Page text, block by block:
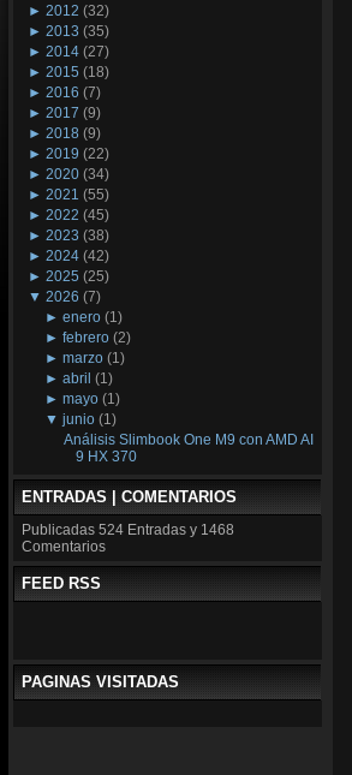
► 2012 (32)
► 2013 (35)
► 2014 (27)
► 2015 (18)
► 2016 (7)
► 2017 (9)
► 2018 (9)
► 2019 (22)
► 2020 (34)
► 2021 (55)
► 2022 (45)
► 2023 (38)
► 2024 (42)
► 2025 (25)
▼ 2026 (7)
►enero (1)
►febrero (2)
►marzo (1)
►abril (1)
►mayo (1)
▼junio (1)
Análisis Slimbook One M9 con AMD AI
9 HX 370
ENTRADAS | COMENTARIOS
Publicadas 524 Entradas y 1468
Comentarios
FEED RSS
PAGINAS VISITADAS